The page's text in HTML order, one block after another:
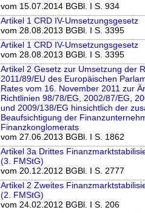
vom 15.07.2014 BGBl. I S. 934
Artikel 1 CRD IV-Umsetzungsgesetz
vom 28.08.2013 BGBl. I S. 3395
Artikel 1 CRD IV-Umsetzungsgesetz
vom 28.08.2013 BGBl. I S. 3395
Artikel 2 Gesetz zur Umsetzung der
2011/89/EU des Europäischen
Rates vom 16. November 2011 zur
Richtlinien 98/78/EG, 2002/87/EG,
und 2009/138/EG hinsichtlich der
Beaufsichtigung der
Finanzkonglomerats
vom 27.06.2013 BGBl. I S. 1862
Artikel 3a Drittes
(3. FMStG)
vom 20.12.2012 BGBl. I S. 2777
Artikel 2 Zweites
(2. FMStG)
vom 24.02.2012 BGBl. I S. 206